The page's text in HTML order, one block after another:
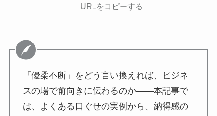
URLをコピーする
「優柔不断」をどう言い換えれば、ビジネ
スの場で前向きに伝わるのか——本記事で
は、よくある口ぐせの実例から、納得感の